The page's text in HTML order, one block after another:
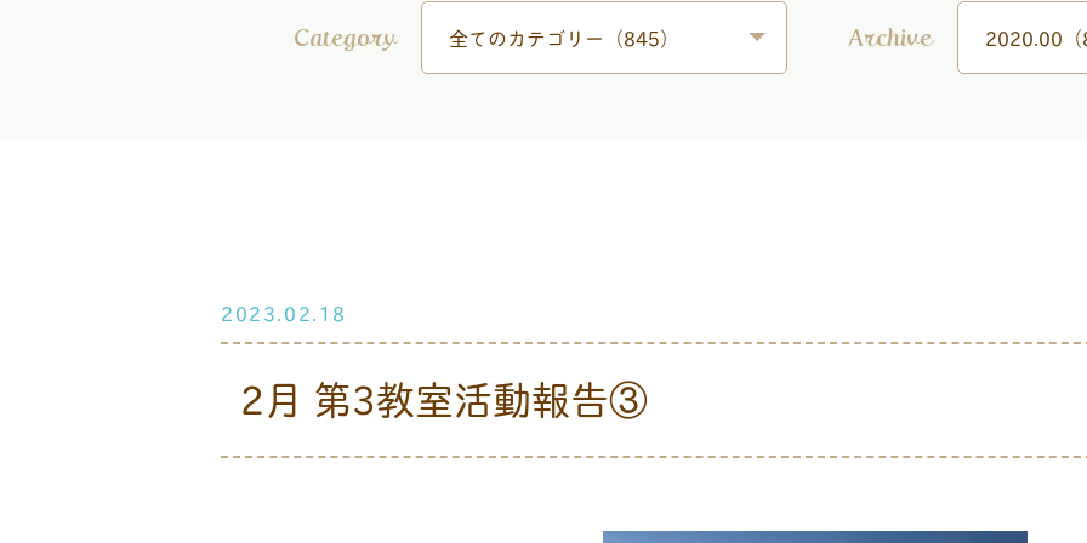
Category 全てのカテゴリー（845） Archive 2020.00
2023.02.18
2月 第3教室活動報告③